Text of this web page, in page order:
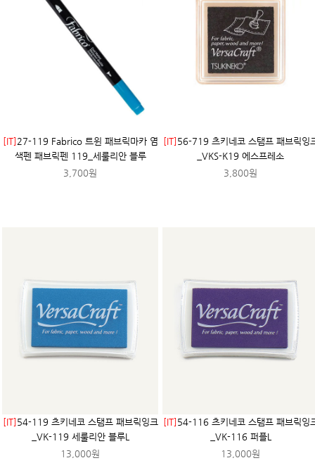
[IT] 27-119 Fabrico 트윈 패브릭마카 염
색펜 패브릭펜 119_세룰리안 블루
3,700원
[IT] 56-719 츠키네코 스탬프 패브릭잉
_VKS-K19 에스프레소
3,800원
[IT] 54-119 츠키네코 스탬프 패브릭잉크
_VK-119 세룰리안 블루L
13,000원
[IT] 54-116 츠키네코 스탬프 패브릭잉
_VK-116 퍼플L
13,000원